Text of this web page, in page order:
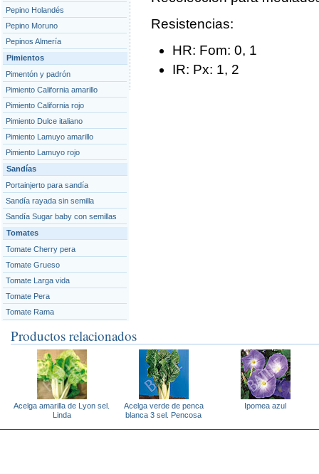
Pepino Holandés
Pepino Moruno
Pepinos Almería
Pimientos
Pimentón y padrón
Pimiento California amarillo
Pimiento California rojo
Pimiento Dulce italiano
Pimiento Lamuyo amarillo
Pimiento Lamuyo rojo
Sandías
Portainjerto para sandía
Sandía rayada sin semilla
Sandía Sugar baby con semillas
Tomates
Tomate Cherry pera
Tomate Grueso
Tomate Larga vida
Tomate Pera
Tomate Rama
Resistencias:
HR: Fom: 0, 1
IR: Px: 1, 2
Productos relacionados
Acelga amarilla de Lyon sel.
Linda
Acelga verde de penca
blanca 3 sel. Pencosa
Ipomea azul